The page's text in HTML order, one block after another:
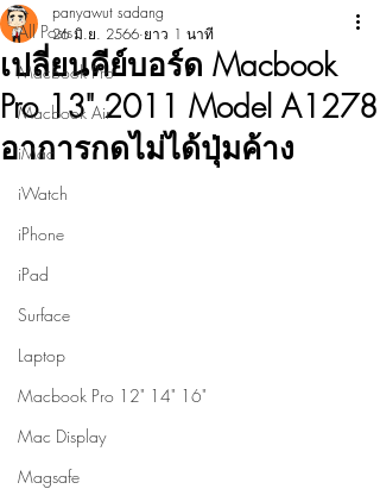
All Posts
Macbook Pro
Macbook Air
iMac
iWatch
iPhone
iPad
Surface
Laptop
Macbook Pro 12" 14" 16"
Mac Display
Magsafe
เปลี่ยนคีย์บอร์ด Macbook
Pro 13" 2011 Model A1278
อาการกดไม่ได้ปุ่มค้าง
panyawut sadang
26 มิ.ย. 2566 ยาว 1 นาที